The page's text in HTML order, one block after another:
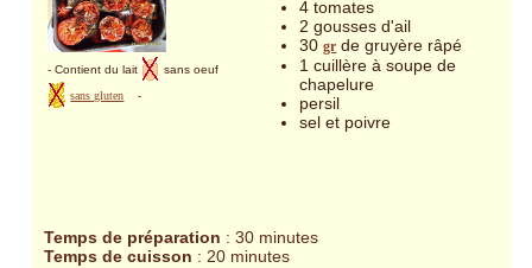
- Contient du lait
sans oeuf
sans gluten
-
4 tomates
2 gousses d'ail
30gr de gruyère râpé
1 cuillère à soupe de
chapelure
persil
sel et poivre
Temps de préparation : 30 minutes
Temps de cuisson : 20 minutes